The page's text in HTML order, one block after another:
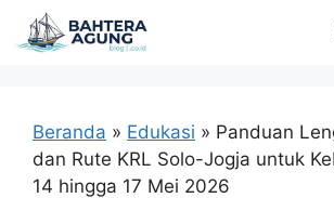
Langsung
ke
Beranda » Edukasi » Panduan
dan Rute KRL Solo-Jogja untuk
14 hingga 17 Mei 2026